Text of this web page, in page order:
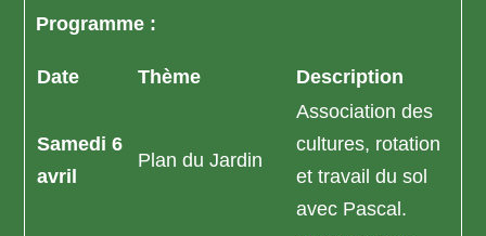
Programme :
Date Thème Description
Samedi 6
avril
Plan du Jardin
Association des
cultures, rotation
et travail du sol
avec Pascal.